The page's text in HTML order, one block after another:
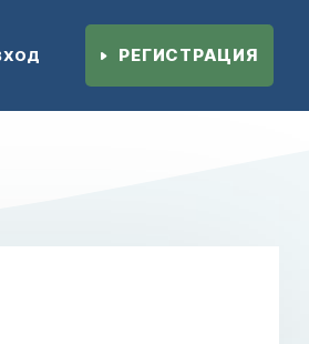
РЕГИСТРАЦИЯ